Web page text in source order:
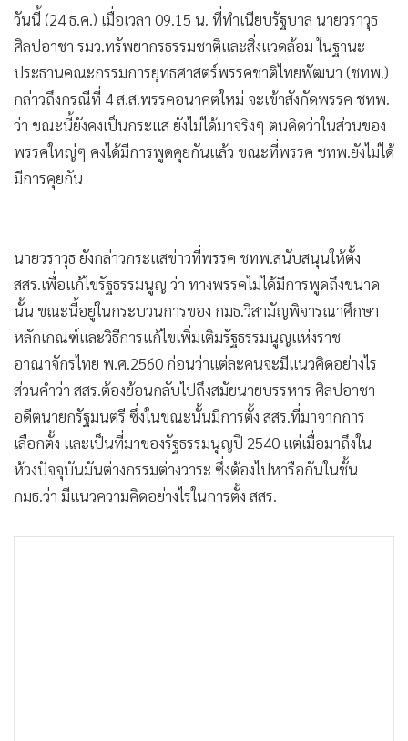
วันนี้ (24 ธ.ค.) เมื่อเวลา 09.15 น. ที่ทำเนียบรัฐบาล นายวราวุธ
ศิลปอาชา รมว.ทรัพยากรธรรมชาติและสิ่งแวดล้อม ในฐานะ
ประธานคณะกรรมการยุทธศาสตร์พรรคชาติไทยพัฒนา (ชทพ.)
กล่าวถึงกรณีที่ 4 ส.ส.พรรคอนาคตใหม่ จะเข้าสังกัดพรรค ชทพ.
ว่า ขณะนี้ยังคงเป็นกระแส ยังไม่ได้มาจริงๆ ตนคิดว่าในส่วนของ
พรรคใหญ่ๆ คงได้มีการพูดคุยกันแล้ว ขณะที่พรรค ชทพ.ยังไม่ได้
มีการคุยกัน
นายวราวุธ ยังกล่าวกระแสข่าวที่พรรค ชทพ.สนับสนุนให้ตั้ง
สสร.เพื่อแก้ไขรัฐธรรมนูญ ว่า ทางพรรคไม่ได้มีการพูดถึงขนาด
นั้น ขณะนี้อยู่ในกระบวนการของ กมธ.วิสามัญพิจารณาศึกษา
หลักเกณฑ์และวิธีการแก้ไขเพิ่มเติมรัฐธรรมนูญแห่งราช
อาณาจักรไทย พ.ศ.2560 ก่อนว่าแต่ละคนจะมีแนวคิดอย่างไร
ส่วนคำว่า สสร.ต้องย้อนกลับไปถึงสมัยนายบรรหาร ศิลปอาชา
อดีตนายกรัฐมนตรี ซึ่งในขณะนั้นมีการตั้ง สสร.ที่มาจากการ
เลือกตั้ง และเป็นที่มาของรัฐธรรมนูญปี 2540 แต่เมื่อมาถึงใน
ห้วงปัจจุบันมันต่างกรรมต่างวาระ ซึ่งต้องไปหารือกันในชั้น
กมธ.ว่า มีแนวความคิดอย่างไรในการตั้ง สสร.